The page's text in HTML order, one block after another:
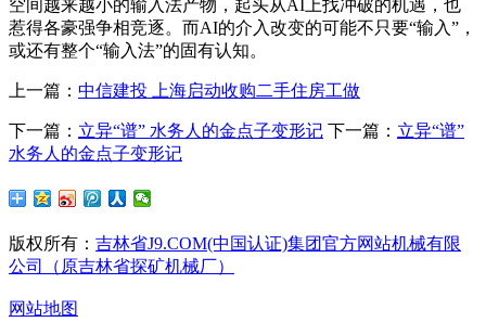
空间越来越小的输入法产物，起头从AI上找冲破的机遇，也
惹得各豪强争相竞逐。而AI的介入改变的可能不只要“输入”，
或还有整个“输入法”的固有认知。
上一篇： 中信建投 上海启动收购二手住房工做
下一篇： 立异“谱” 水务人的金点子变形记 下一篇： 立异“谱”
水务人的金点子变形记
版权所有： 吉林省J9.COM(中国认证)集团官方网站机械有限
公司（原吉林省探矿机械厂）
网站地图